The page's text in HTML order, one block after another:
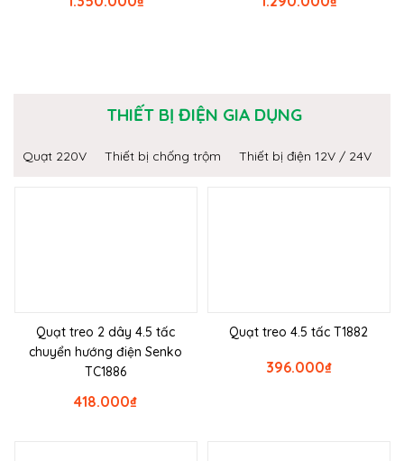
THIẾT BỊ ĐIỆN GIA DỤNG
Quạt 220V Thiết bị chống trộm Thiết bị điện 12V / 24V
Quạt treo 2 dây 4.5 tấc
chuyển hướng điện Senko
TC1886
₫
418.000
Quạt treo 4.5 tấc T1882
₫
396.000